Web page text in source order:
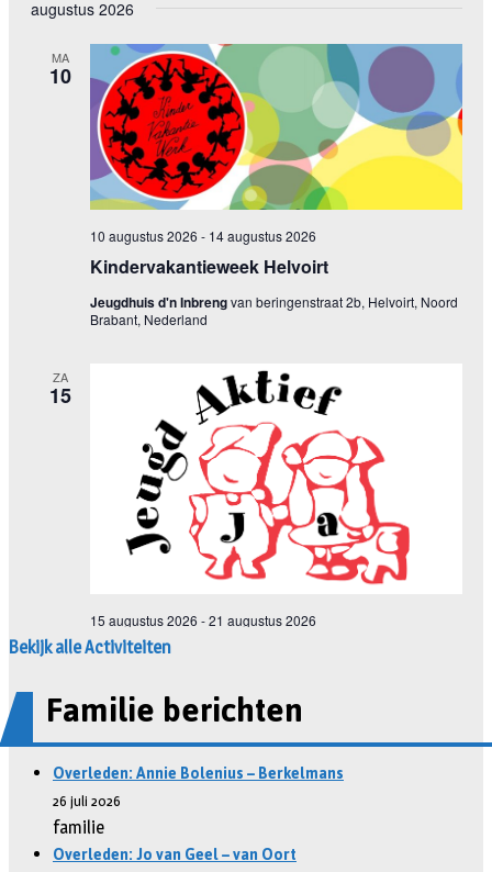
Bekijk alle Activiteiten
Familie berichten
Overleden: Annie Bolenius – Berkelmans
26 juli 2026
familie
Overleden: Jo van Geel – van Oort